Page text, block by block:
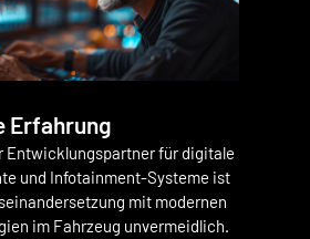
Erfahrung
Entwicklungspartner für digitale
und Infotainment-Systeme ist
mit modernen
im Fahrzeug unvermeidlich.